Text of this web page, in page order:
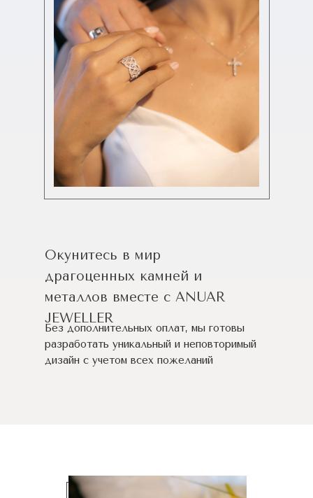
Окунитесь в мир
драгоценных камней и
металлов вместе с ANUAR
JEWELLER
Без дополнительных оплат, мы готовы
разработать уникальный и неповторимый
дизайн c учетом всех пожеланий